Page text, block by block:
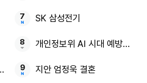
즌 맨시티전
SK 삼성전기
개인정보위 AI 시대 예방중심
지안 엄정욱 결혼